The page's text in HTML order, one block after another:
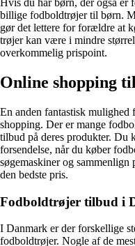
Hvis du har børn, der også
billige fodboldtrøjer til børn.
gør det lettere for forældre at
trøjer kan være i mindre
overkommelig prispoint.
Online shopping
En anden fantastisk
shopping. Der er mange
tilbud på deres produkter. Du
forsendelse, når du køber
søgemaskiner og
den bedste pris.
Fodboldtrøjer tilbud i
I Danmark er der forskellige
fodboldtrøjer. Nogle af de